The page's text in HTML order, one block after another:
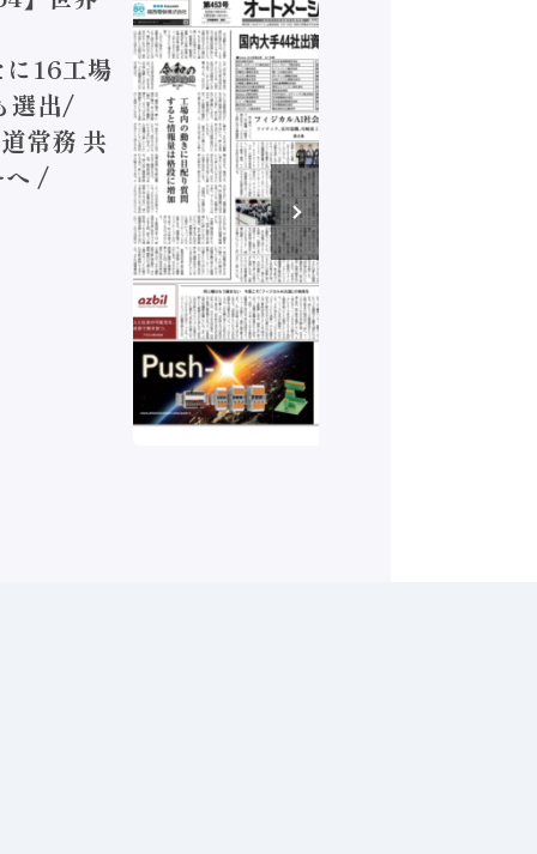
16工場
選出/
常務 共
へ /